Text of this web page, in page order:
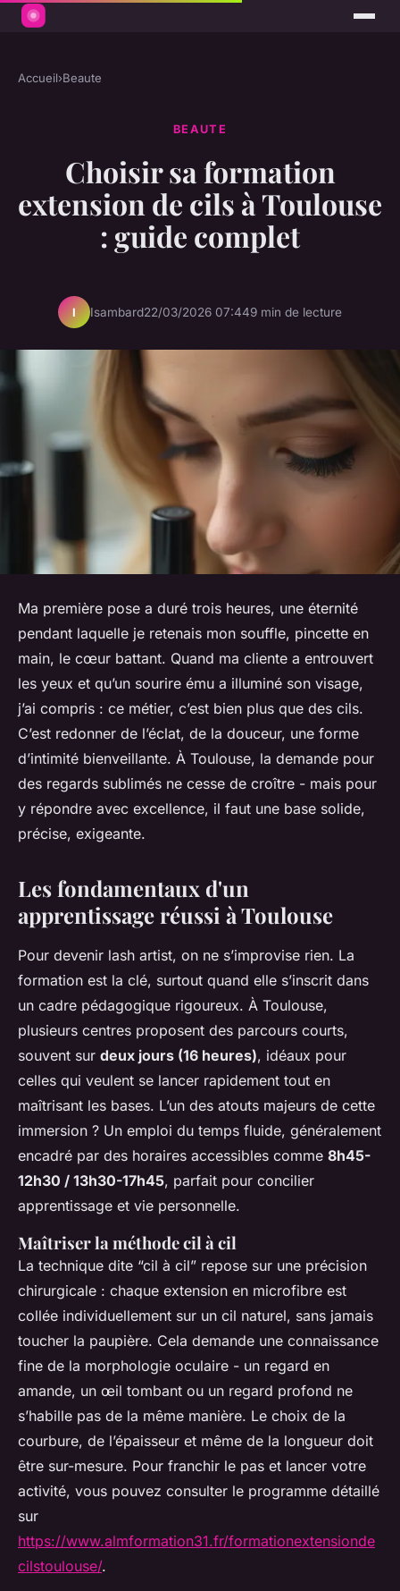
Accueil›Beaute
BEAUTE
Choisir sa formation
extension de cils à Toulouse
: guide complet
I Isambard22/03/2026 07:449 min de lecture
Ma première pose a duré trois heures, une éternité
pendant laquelle je retenais mon souffle, pincette en
main, le cœur battant. Quand ma cliente a entrouvert
les yeux et qu’un sourire ému a illuminé son visage,
j’ai compris : ce métier, c’est bien plus que des cils.
C’est redonner de l’éclat, de la douceur, une forme
d’intimité bienveillante. À Toulouse, la demande pour
des regards sublimés ne cesse de croître - mais pour
y répondre avec excellence, il faut une base solide,
précise, exigeante.
Les fondamentaux d'un
apprentissage réussi à Toulouse
Pour devenir lash artist, on ne s’improvise rien. La
formation est la clé, surtout quand elle s’inscrit dans
un cadre pédagogique rigoureux. À Toulouse,
plusieurs centres proposent des parcours courts,
souvent sur deux jours (16 heures), idéaux pour
celles qui veulent se lancer rapidement tout en
maîtrisant les bases. L’un des atouts majeurs de cette
immersion ? Un emploi du temps fluide, généralement
encadré par des horaires accessibles comme 8h45-
12h30 / 13h30-17h45, parfait pour concilier
apprentissage et vie personnelle.
Maîtriser la méthode cil à cil
La technique dite “cil à cil” repose sur une précision
chirurgicale : chaque extension en microfibre est
collée individuellement sur un cil naturel, sans jamais
toucher la paupière. Cela demande une connaissance
fine de la morphologie oculaire - un regard en
amande, un œil tombant ou un regard profond ne
s’habille pas de la même manière. Le choix de la
courbure, de l’épaisseur et même de la longueur doit
être sur-mesure. Pour franchir le pas et lancer votre
activité, vous pouvez consulter le programme détaillé
sur
https://www.almformation31.fr/formationextensionde
cilstoulouse/.